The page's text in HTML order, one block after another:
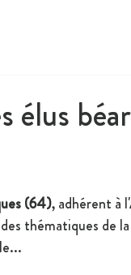
élus
(64), adhérent à
thématiques de